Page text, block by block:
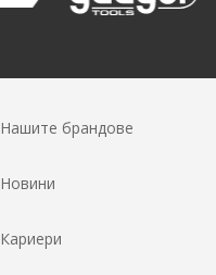
Нашите брандове
Новини
Кариери